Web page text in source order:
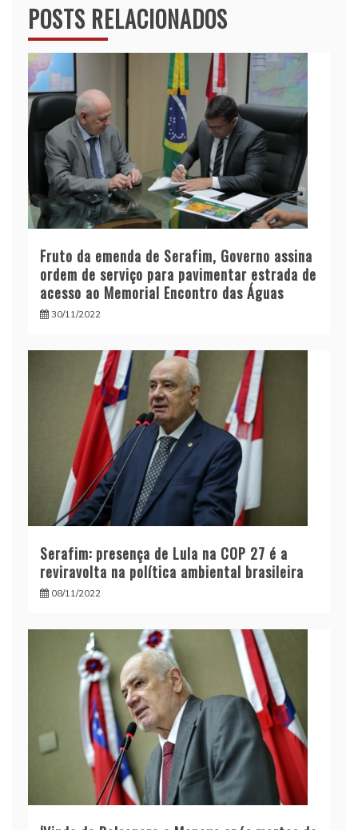
POSTS RELACIONADOS
Fruto da emenda de Serafim, Governo assina
ordem de serviço para pavimentar estrada de
acesso ao Memorial Encontro das Águas
30/11/2022
Serafim: presença de Lula na COP 27 é a
reviravolta na política ambiental brasileira
08/11/2022